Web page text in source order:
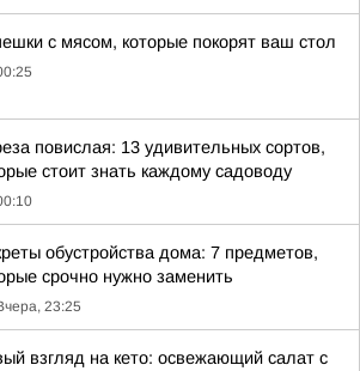
с мясом, которые покорят ваш стол
повислая: 13 удивительных сортов,
стоит знать каждому садоводу
обустройства дома: 7 предметов,
срочно нужно заменить
23:25
взгляд на кето: освежающий салат с